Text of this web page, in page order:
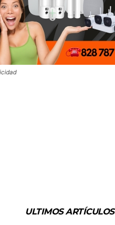
ULTIMOS ARTÍCULOS